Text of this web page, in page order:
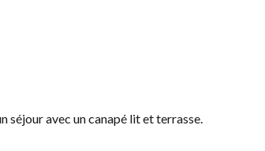
séjour avec un canapé lit et terrasse.